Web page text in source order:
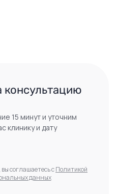
консультацию
15 минут и уточним
клинику и дату
соглашаетесь сПолитикой
данных